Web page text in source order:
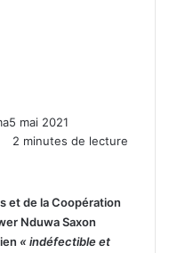
5 mai 2021
2 minutes de lecture
et de la Coopération
Nduwa Saxon
« indéfectible et